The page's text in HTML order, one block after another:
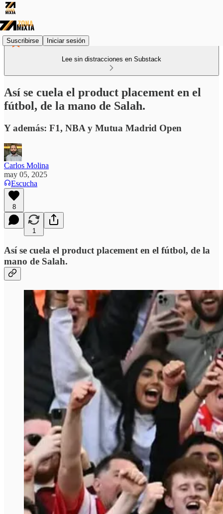
Suscribirse Iniciar sesión
Lee sin distracciones en Substack
Así se cuela el product placement en el
fútbol, de la mano de Salah.
Y además: F1, NBA y Mutua Madrid Open
Carlos Molina
may 05, 2025
Escucha
8
1
Así se cuela el product placement en el fútbol, de la
mano de Salah.